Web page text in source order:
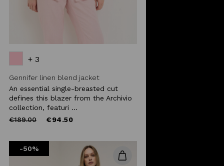
+ 3
Gennifer linen blend jacket
An essential single-breasted cut
defines this blazer from the Archivio
collection, featuri ...
Price
€189.00to €94.50
-50%